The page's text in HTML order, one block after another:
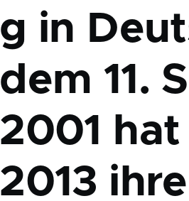
g in
dem 11.
2001
2013